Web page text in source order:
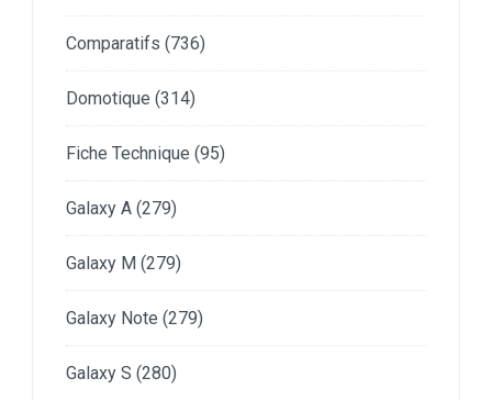
Comparatifs (736)
Domotique (314)
Fiche Technique (95)
Galaxy A (279)
Galaxy M (279)
Galaxy Note (279)
Galaxy S (280)